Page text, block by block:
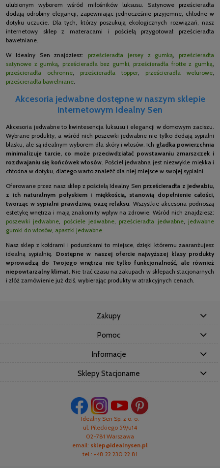
ulubionym wyborem wśród miłośników luksusu. Satynowe prześcieradła
dodają odrobiny elegancji, zapewniając jednocześnie przyjemne, chłodne w
dotyku uczucie. Dla tych, którzy poszukują ekologicznych rozwiązań, nasz
internetowy sklep z materacami i pościelą przygotował prześcieradła
bawełniane.
W Idealny Sen znajdziesz: prześcieradła jersey z gumką
prześcieradła
satynowe z gumką
prześcieradła bez gumki prześcieradła frotte z gumką
prześcieradła ochronne
prześcieradła topper prześcieradła welurowe
prześcieradła bawełniane
Akcesoria jedwabne dostępne w naszym sklepie
internetowym Idealny Sen
Akcesoria jedwabne to kwintesencja luksusu i elegancji w domowym zaciszu.
Wybrane produkty, a wśród nich poszewki jedwabne nie tylko dodają sypialni
blasku, ale są idealnym wyborem dla skóry i włosów. Ich gładka powierzchnia
minimalizuje tarcie, co może przeciwdziałać powstawaniu zmarszczek i
rozdwajaniu się końcówek włosów . Pościel jedwabna jest niezwykle miękka i
chłodna w dotyku, dlatego warto znaleźć dla niej miejsce w swojej sypialni.
Oferowane przez nasz sklep z pościelą Idealny Sen prześcieradła z jedwabiu,
z ich naturalnym połyskiem i miękkością, stanowią dopełnienie całości,
tworząc w sypialni prawdziwą oazę relaksu . Wszystkie akcesoria podnoszą
estetykę wnętrza i mają znakomity wpływ na zdrowie. Wśród nich znajdziesz:
poszewki jedwabne
pościele jedwabne prześcieradła jedwabne, jedwabne
gumki do włosów apaszki jedwabne
Nasz sklep z kołdrami i poduszkami to miejsce, dzięki któremu zaaranżujesz
idealną sypialnię. Dostępne w naszej ofercie najwyższej klasy produkty
wprowadzą do Twojego wnętrza nie tylko funkcjonalność, ale również
niepowtarzalny klimat . Nie trać czasu na zakupach w sklepach stacjonarnych
i złóż zamówienie już dziś, wybierając produkty w atrakcyjnych cenach.
Zakupy
Pomoc
Informacje
Sklepy Stacjonarne
Idealny Sen Sp. z o. o.
ul. Pileckiego 59/u14
02-781 Warszawa
email: sklep@idealnysen.pl
tel.: +48 22 230 22 81